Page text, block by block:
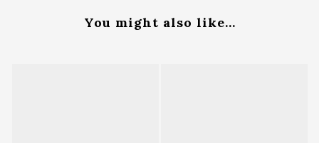
You might also like...